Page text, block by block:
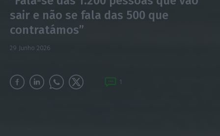
sair e não se fala das 500 que
contratámos”
29 Junho 2026
1